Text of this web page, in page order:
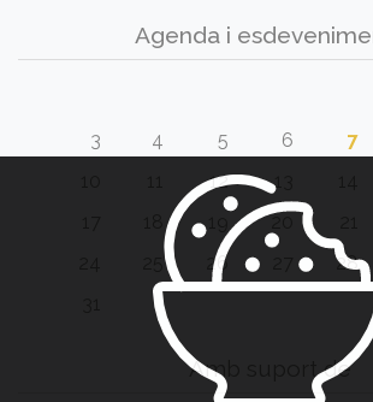
Agenda i
3
4 5 6 7
12 13
20
26 28
Amb suport de